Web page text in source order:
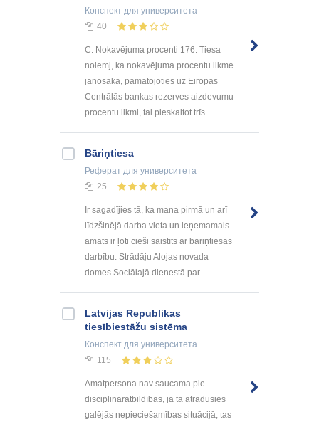
Конспект для университета
40
C. Nokavējuma procenti 176. Tiesa
nolemj, ka nokavējuma procentu likme
jānosaka, pamatojoties uz Eiropas
Centrālās bankas rezerves aizdevumu
procentu likmi, tai pieskaitot trīs ...
Bāriņtiesa
Реферат для университета
25
Ir sagadījies tā, ka mana pirmā un arī
līdzšinējā darba vieta un ieņemamais
amats ir ļoti cieši saistīts ar bāriņtiesas
darbību. Strādāju Alojas novada
domes Sociālajā dienestā par ...
Latvijas Republikas
tiesībiestāžu sistēma
Конспект для университета
115
Amatpersona nav saucama pie
disciplināratbildības, ja tā atradusies
galējās nepieciešamības situācijā, tas